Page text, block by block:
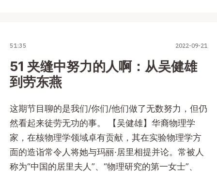
51:35 2022-09-21
51 夹缝中努力的人啊：从吴健雄
到劳东燕
这期节目聊的是我们/你们/他们做了无数努力，但仍
然看起来徒劳无功的事。 【吴健雄】华裔物理学
家，在核物理学领域卓有贡献，其在实验物理学方
面的造诣常令人将她与玛丽·居里相提并论。常被人
称为“中国的居里夫人”、“物理研究的第一女士”、